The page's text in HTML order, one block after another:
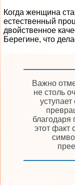
Когда женщина
естественный
двойственное
Берегине, что
Важно
не столь
этот факт